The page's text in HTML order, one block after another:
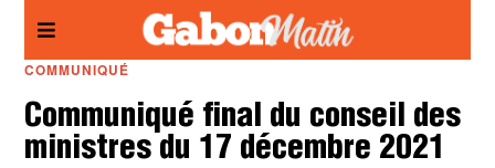
COMMUNIQUÉ
Communiqué final du conseil des
ministres du 17 décembre 2021
Panneau de gestion des cookies